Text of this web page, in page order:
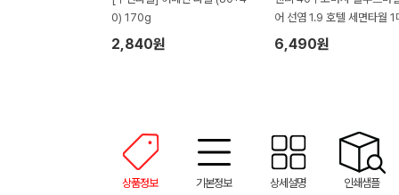
0) 170g
2,840원
어 선염 1.9 호텔 세면타월 1
6,490원
상품정보 기본정보 상세설명 인쇄샘플